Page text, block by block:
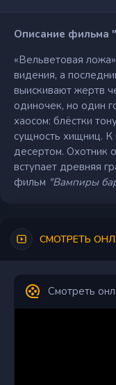
Описание фильма
«Вельветовая
видения, а
выискивают жертв
одиночек, но один
хаосом: блёстки
сущность хищниц. К
десертом. Охотник
вступает древняя
фильм "Вампиры
СМОТРЕТЬ
Смотреть